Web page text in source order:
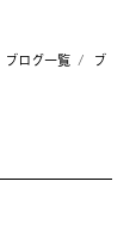
ブログ一覧
ブ